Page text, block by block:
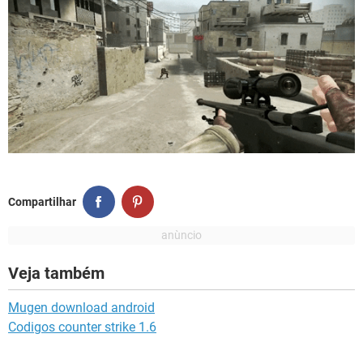
Compartilhar
Veja também
Mugen download android
Codigos counter strike 1.6